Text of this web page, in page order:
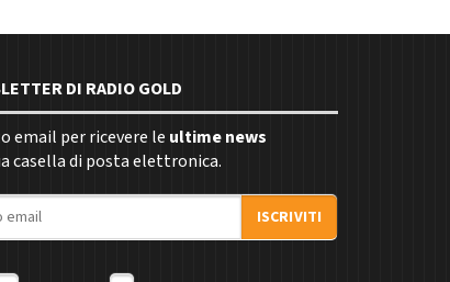
DI RADIO GOLD
email per ricevere le ultime news
casella di posta elettronica.
ISCRIVITI